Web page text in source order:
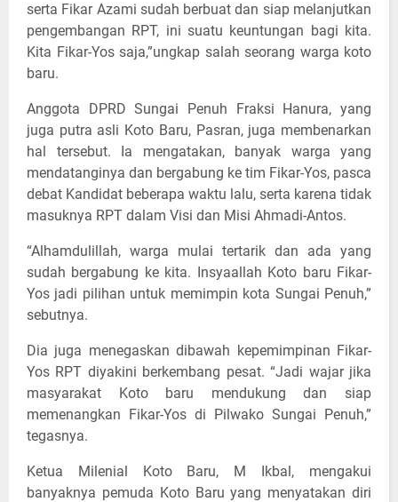
serta Fikar Azami sudah berbuat dan siap melanjutkan
pengembangan RPT, ini suatu keuntungan bagi kita.
Kita Fikar-Yos saja,”ungkap salah seorang warga koto
baru.
Anggota DPRD Sungai Penuh Fraksi Hanura, yang
juga putra asli Koto Baru, Pasran, juga membenarkan
hal tersebut. Ia mengatakan, banyak warga yang
mendatanginya dan bergabung ke tim Fikar-Yos, pasca
debat Kandidat beberapa waktu lalu, serta karena tidak
masuknya RPT dalam Visi dan Misi Ahmadi-Antos.
“Alhamdulillah, warga mulai tertarik dan ada yang
sudah bergabung ke kita. Insyaallah Koto baru Fikar-
Yos jadi pilihan untuk memimpin kota Sungai Penuh,”
sebutnya.
Dia juga menegaskan dibawah kepemimpinan Fikar-
Yos RPT diyakini berkembang pesat. “Jadi wajar jika
masyarakat Koto baru mendukung dan siap
memenangkan Fikar-Yos di Pilwako Sungai Penuh,”
tegasnya.
Ketua Milenial Koto Baru, M Ikbal, mengakui
banyaknya pemuda Koto Baru yang menyatakan diri